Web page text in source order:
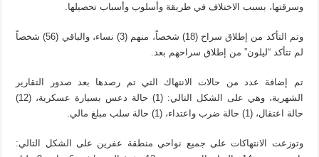
وسرقتها، بسبب الاختلاف في طريقة وأسلوب وأسباب تحصيلها.
وتم التأكد من إطلاق سراح (18) شخصاً، منهم (3) نساء، والباقي (56) شخصاً
لم تتأكد “ليلون” من إطلاق سراحهم بعد.
تم إضافة عدد من حالات الانتهاك التي تم رصدها بعد صدور التقارير
الشهرية، وهي على الشكل التالي: (1) حالة دعس بسيارة عسكرية، (12)
حالة اعتقال، (1) حالة ضرب واعتداء، (1) حالة سلب مبلغ مالي.
وتوزعت الانتهاكات على جميع نواحي منطقة عفرين على الشكل التالي: